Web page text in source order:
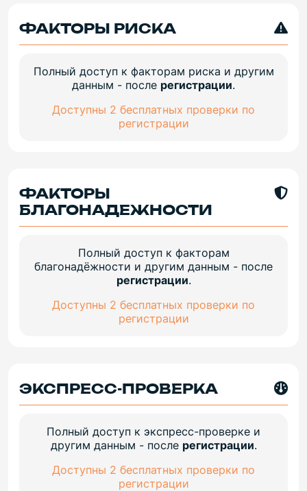
ФАКТОРЫ РИСКА
Полный доступ к факторам риска и другим
данным - после регистрации.
Доступны 2 бесплатных проверки по
регистрации
ФАКТОРЫ
БЛАГОНАДЕЖНОСТИ
Полный доступ к факторам
благонадёжности и другим данным - после
регистрации.
Доступны 2 бесплатных проверки по
регистрации
ЭКСПРЕСС-ПРОВЕРКА
Полный доступ к экспресс-проверке и
другим данным - после регистрации.
Доступны 2 бесплатных проверки по
регистрации